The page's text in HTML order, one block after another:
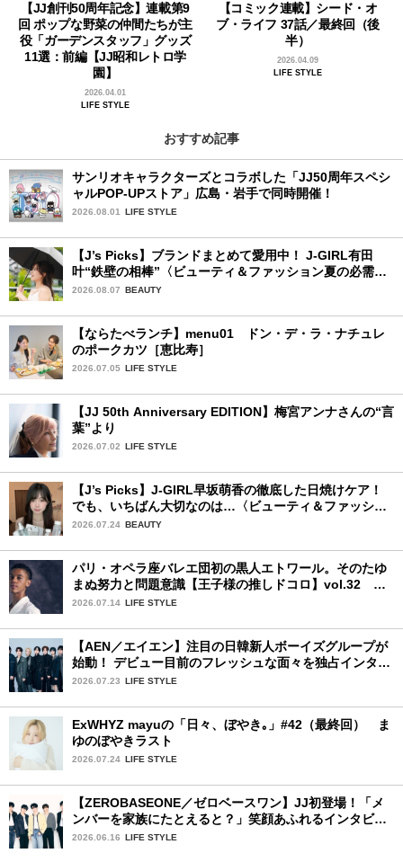
【JJ創刊50周年記念】連載第9
回 ポップな野菜の仲間たちが主
役「ガーデンスタッフ」グッズ
11選：前編【JJ昭和レトロ学
園】
2026.04.01
LIFE STYLE
【コミック連載】シード・オ
ブ・ライフ 37話／最終回（後
半）
2026.04.09
LIFE STYLE
おすすめ記事
サンリオキャラクターズとコラボした「JJ50周年スペシ
ャルPOP-UPストア」広島・岩手で同時開催！
2026.08.01 LIFE STYLE
【J’s Picks】ブランドまとめて愛用中！ J-GIRL有田
叶“鉄壁の相棒”〈ビューティ＆ファッション夏の必需
品〉
2026.08.07 BEAUTY
【ならたべランチ】menu01 ドン・デ・ラ・ナチュレ
のポークカツ［恵比寿］
2026.07.05 LIFE STYLE
【JJ 50th Anniversary EDITION】梅宮アンナさんの“言
葉”より
2026.07.02 LIFE STYLE
【J’s Picks】J-GIRL早坂萌香の徹底した日焼けケア！
でも、いちばん大切なのは…〈ビューティ＆ファッショ
ン夏の必需品〉
2026.07.24 BEAUTY
パリ・オペラ座バレエ団初の黒人エトワール。そのたゆ
まぬ努力と問題意識【王子様の推しドコロ】vol.32 ギ
ヨーム・ディオップさん
2026.07.14 LIFE STYLE
【AEN／エイエン】注目の日韓新人ボーイズグループが
始動！ デビュー目前のフレッシュな面々を独占インタビ
ュー。7人の魅力に迫ります♪
2026.07.23 LIFE STYLE
ExWHYZ mayuの「日々、ぼやき｡」#42（最終回） ま
ゆのぼやきラスト
2026.07.24 LIFE STYLE
【ZEROBASEONE／ゼロベースワン】JJ初登場！「メ
ンバーを家族にたとえると？」笑顔あふれるインタビュ
ー♡
2026.06.16 LIFE STYLE